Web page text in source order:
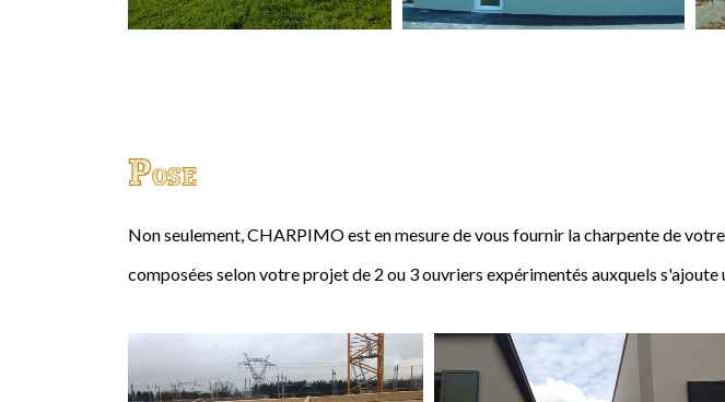
Pose
Non seulement, CHARPIMO est en mesure de vous fournir la charpente de
composées selon votre projet de 2 ou 3 ouvriers expérimentés auxquels